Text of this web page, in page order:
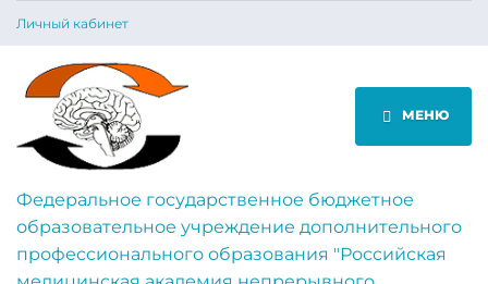
Личный кабинет
МЕНЮ
Федеральное государственное бюджетное
образовательное учреждение дополнительного
профессионального образования "Российская